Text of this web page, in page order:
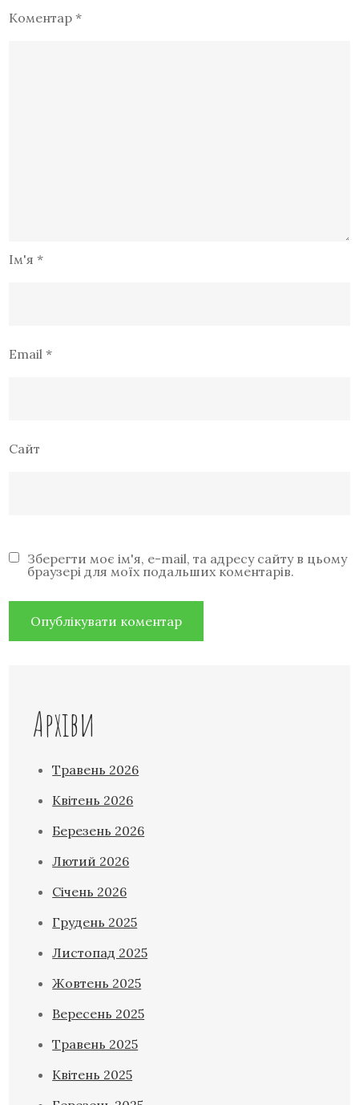
Коментар*
Ім'я*
Email*
Сайт
Зберегти моє ім'я, e-mail, та адресу сайту в цьому
браузері для моїх подальших коментарів.
Архіви
Травень 2026
Квітень 2026
Березень 2026
Лютий 2026
Січень 2026
Грудень 2025
Листопад 2025
Жовтень 2025
Вересень 2025
Травень 2025
Квітень 2025